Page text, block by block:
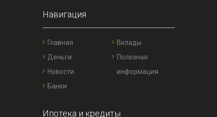
Навигация
Главная
Деньги
Новости
Банки
Вклады
Полезная
информация
Ипотека и кредиты